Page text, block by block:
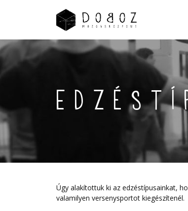
Úgy alakítottuk ki az edzéstípusainkat,
valamilyen versenysportot kiegészítenél.